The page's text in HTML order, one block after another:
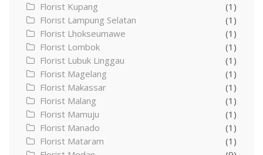
Florist Kupang
(1)
Florist Lampung Selatan
(1)
Florist Lhokseumawe
(1)
Florist Lombok
(1)
Florist Lubuk Linggau
(1)
Florist Magelang
(1)
Florist Makassar
(1)
Florist Malang
(1)
Florist Mamuju
(1)
Florist Manado
(1)
Florist Mataram
(1)